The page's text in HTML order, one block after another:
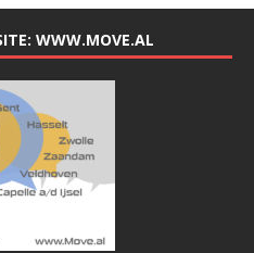
WWW.MOVE.AL